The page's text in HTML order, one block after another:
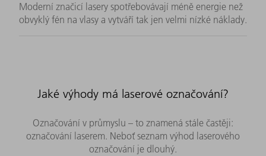
Moderní značicí lasery spotřebovávají méně energie než
obvyklý fén na vlasy a vytváří tak jen velmi nízké náklady.
Jaké výhody má laserové označování?
Označování v průmyslu – to znamená stále častěji:
označování laserem. Neboť seznam výhod laserového
označování je dlouhý.